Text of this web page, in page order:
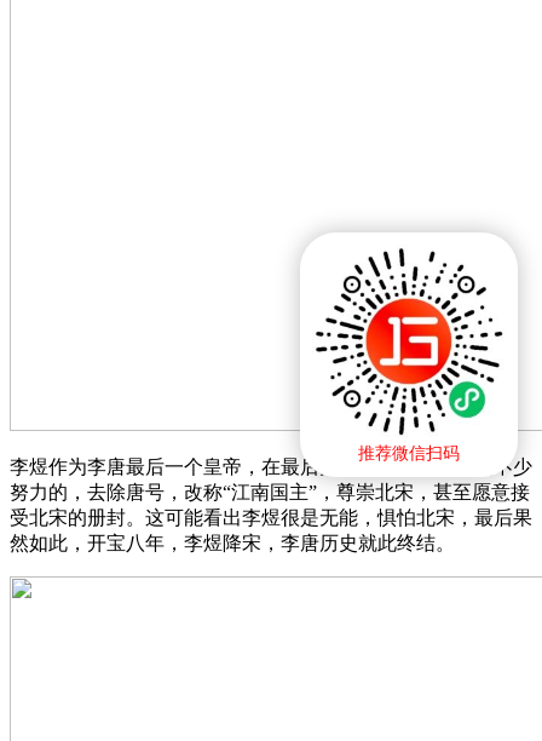
推荐微信扫码
李煜作为李唐最后一个皇帝，在最后灭亡的时候是做出过不少
努力的，去除唐号，改称“江南国主”，尊崇北宋，甚至愿意接
受北宋的册封。这可能看出李煜很是无能，惧怕北宋，最后果
然如此，开宝八年，李煜降宋，李唐历史就此终结。